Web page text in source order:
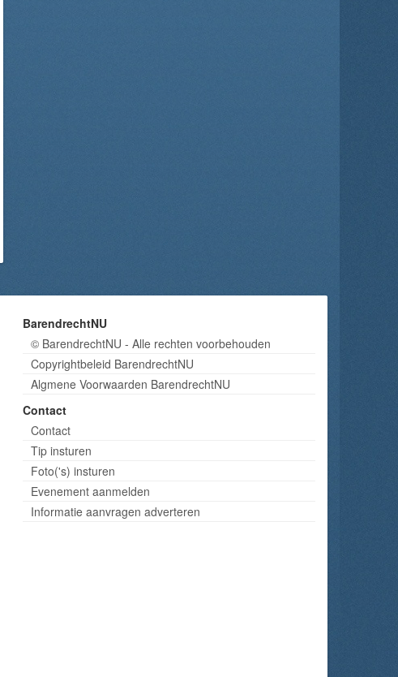
BarendrechtNU
© BarendrechtNU - Alle rechten voorbehouden
Copyrightbeleid BarendrechtNU
Algmene Voorwaarden BarendrechtNU
Contact
Contact
Tip insturen
Foto('s) insturen
Evenement aanmelden
Informatie aanvragen adverteren